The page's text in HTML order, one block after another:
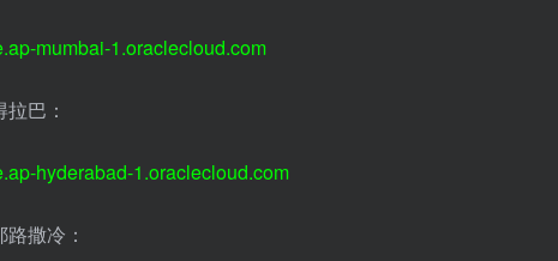
mumbai-1.oraclecloud.com
巴：
hyderabad-1.oraclecloud.com
撒冷：